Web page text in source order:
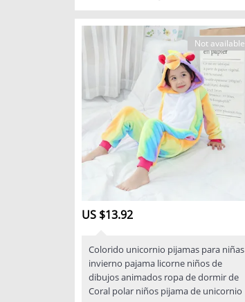
Not available
US $13.92
Colorido unicornio pijamas para niñas
invierno pajama licorne niños de
dibujos animados ropa de dormir de
Coral polar niños pijama de unicornio